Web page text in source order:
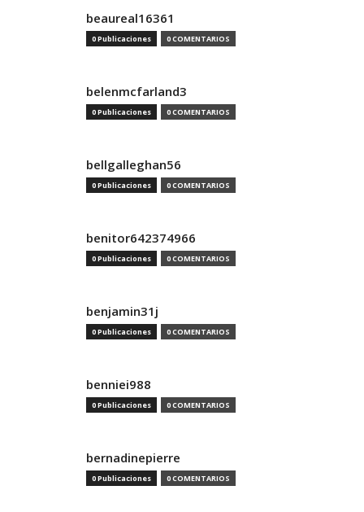
beaureal16361
0 Publicaciones 0 COMENTARIOS
belenmcfarland3
0 Publicaciones 0 COMENTARIOS
bellgalleghan56
0 Publicaciones 0 COMENTARIOS
benitor642374966
0 Publicaciones 0 COMENTARIOS
benjamin31j
0 Publicaciones 0 COMENTARIOS
benniei988
0 Publicaciones 0 COMENTARIOS
bernadinepierre
0 Publicaciones 0 COMENTARIOS